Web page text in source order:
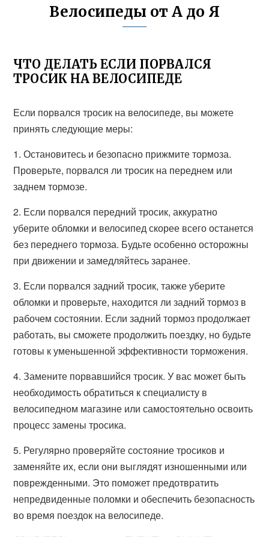
Велосипеды от А до Я
ЧТО ДЕЛАТЬ ЕСЛИ ПОРВАЛСЯ
ТРОСИК НА ВЕЛОСИПЕДЕ
Если порвался тросик на велосипеде, вы можете
принять следующие меры:
1. Остановитесь и безопасно прижмите тормоза.
Проверьте, порвался ли тросик на переднем или
заднем тормозе.
2. Если порвался передний тросик, аккуратно
уберите обломки и велосипед скорее всего останется
без переднего тормоза. Будьте особенно осторожны
при движении и замедляйтесь заранее.
3. Если порвался задний тросик, также уберите
обломки и проверьте, находится ли задний тормоз в
рабочем состоянии. Если задний тормоз продолжает
работать, вы сможете продолжить поездку, но будьте
готовы к уменьшенной эффективности торможения.
4. Замените порвавшийся тросик. У вас может быть
необходимость обратиться к специалисту в
велосипедном магазине или самостоятельно освоить
процесс замены тросика.
5. Регулярно проверяйте состояние тросиков и
заменяйте их, если они выглядят изношенными или
поврежденными. Это поможет предотвратить
непредвиденные поломки и обеспечить безопасность
во время поездок на велосипеде.